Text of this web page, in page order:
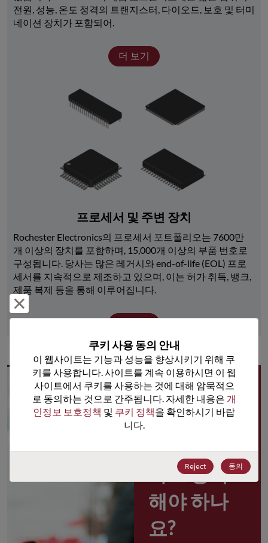
전원, 성능, 온도 정격의 트랜지스터, 다이오드, 보호 및 터미
네이션 장치가 포함되어.
더 보기
프로세서 및 주변 장치
Rochester Electronics의 프로세서 포트폴리오는 7600만
개 이상의 장치를 포함하며, 15,000개 이상의 부품 번호로
구성됩니다. 당사는 많은 레거시와 end-of-life (EOL) 프로
세서를 지속적으로 제조하고 있으며, 이는 허가 취득, 뱅크,
제품 복제 등을 통해 이루어집니다.
더 보기
왜
Rochester
포털 사용
자로 등록
해야 하나
요?
쿠키 사용 동의 안내
이 웹사이트는 기능과 성능을 향상시키기 위해 쿠
키를 사용합니다. 사이트를 계속 이용하시면 이 웹
사이트에서 쿠키를 사용하는 것에 대해 암묵적으
로 동의하는 것으로 간주됩니다. 자세한 내용은 개
인정보 보호정책 및 쿠키 정책을 확인하시기 바랍
니다.
Reject 동의